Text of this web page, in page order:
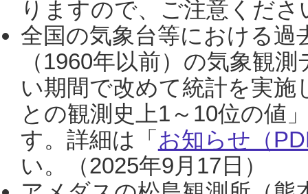
りますので、ご注意くだ
全国の気象台等における過
（1960年以前）の気象観
い期間で改めて統計を実
との観測史上1～10位の値
す。詳細は「 お知らせ（
い。（2025年9月17日）